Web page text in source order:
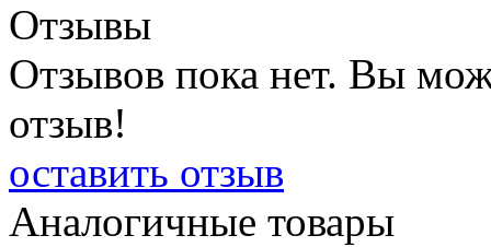
Отзывы
Отзывов пока нет. Вы
отзыв!
оставить отзыв
Аналогичные товары